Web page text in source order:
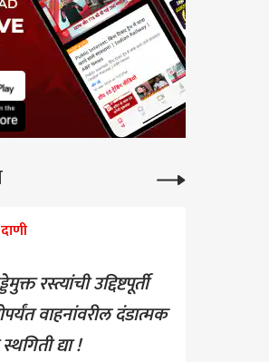
रस्त्यांची उद्दिष्टपूर्ती
वाहनांवरील दंडात्मक
द्या !